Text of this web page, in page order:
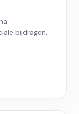
bijdragen,